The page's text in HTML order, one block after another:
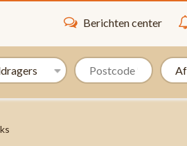
Berichten center